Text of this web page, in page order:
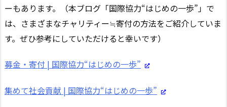
ーもあります。（本ブログ「国際協力“はじめの一歩”」で
は、さまざまなチャリティー≒寄付の方法をご紹介していま
す。ぜひ参考にしていただけると幸いです）
募金・寄付 | 国際協力“はじめの一歩”
集めて社会貢献 | 国際協力“はじめの一歩”